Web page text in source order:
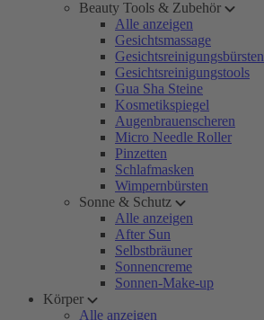
Beauty Tools & Zubehör
Alle anzeigen
Gesichtsmassage
Gesichtsreinigungsbürsten
Gesichtsreinigungstools
Gua Sha Steine
Kosmetikspiegel
Augenbrauenscheren
Micro Needle Roller
Pinzetten
Schlafmasken
Wimpernbürsten
Sonne & Schutz
Alle anzeigen
After Sun
Selbstbräuner
Sonnencreme
Sonnen-Make-up
Körper
Alle anzeigen